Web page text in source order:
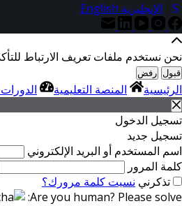
الإنجليزية English
نحن نستخدم ملفات تعريف الارتباط
قبول رفض
الرئيسية المنصة التعليمية الدورات
تسجيل الدخول
تسجيل جديد
اسم المستخدم أو البريد الإلكتروني
كلمة المرور
تذكرني نسيت كلمة مرورك؟
Are you human? Please solve: